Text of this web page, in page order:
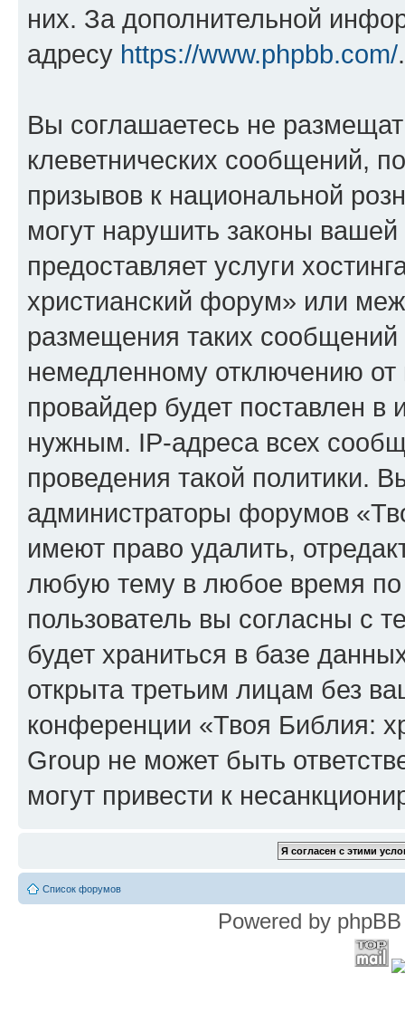
них. За дополнительной
адресу https://www.phpbb.com/.
Вы соглашаетесь не
клеветнических сообщений,
призывов к национальной
могут нарушить законы
предоставляет услуги
христианский форум» или
размещения таких
немедленному отключению
провайдер будет поставлен в
нужным. IP-адреса всех
проведения такой политики.
администраторы форумов
имеют право удалить,
любую тему в любое время
пользователь вы согласны с
будет храниться в базе
открыта третьим лицам без
конференции «Твоя Библия:
Group не может быть
могут привести к
Список форумов
Powered by